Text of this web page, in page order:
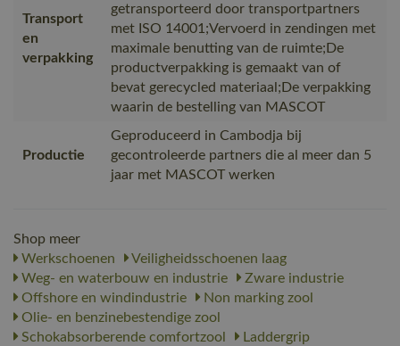
Transport
en
verpakking
getransporteerd door transportpartners
met ISO 14001;Vervoerd in zendingen met
maximale benutting van de ruimte;De
productverpakking is gemaakt van of
bevat gerecycled materiaal;De verpakking
waarin de bestelling van MASCOT
Productie
Geproduceerd in Cambodja bij
gecontroleerde partners die al meer dan 5
jaar met MASCOT werken
Shop meer
Werkschoenen
Veiligheidsschoenen laag
Weg- en waterbouw en industrie
Zware industrie
Offshore en windindustrie
Non marking zool
Olie- en benzinebestendige zool
Schokabsorberende comfortzool
Laddergrip